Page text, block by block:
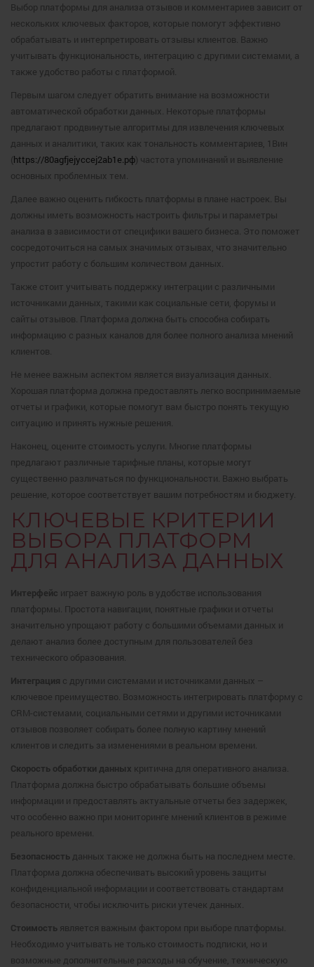
Выбор платформы для анализа отзывов и комментариев зависит от
нескольких ключевых факторов, которые помогут эффективно
обрабатывать и интерпретировать отзывы клиентов. Важно
учитывать функциональность, интеграцию с другими системами, а
также удобство работы с платформой.
Первым шагом следует обратить внимание на возможности
автоматической обработки данных. Некоторые платформы
предлагают продвинутые алгоритмы для извлечения ключевых
данных и аналитики, таких как тональность комментариев, 1Вин
(https://80agfjejyccej2ab1e.рф) частота упоминаний и выявление
основных проблемных тем.
Далее важно оценить гибкость платформы в плане настроек. Вы
должны иметь возможность настроить фильтры и параметры
анализа в зависимости от специфики вашего бизнеса. Это поможет
сосредоточиться на самых значимых отзывах, что значительно
упростит работу с большим количеством данных.
Также стоит учитывать поддержку интеграции с различными
источниками данных, такими как социальные сети, форумы и
сайты отзывов. Платформа должна быть способна собирать
информацию с разных каналов для более полного анализа мнений
клиентов.
Не менее важным аспектом является визуализация данных.
Хорошая платформа должна предоставлять легко воспринимаемые
отчеты и графики, которые помогут вам быстро понять текущую
ситуацию и принять нужные решения.
Наконец, оцените стоимость услуги. Многие платформы
предлагают различные тарифные планы, которые могут
существенно различаться по функциональности. Важно выбрать
решение, которое соответствует вашим потребностям и бюджету.
КЛЮЧЕВЫЕ КРИТЕРИИ
ВЫБОРА ПЛАТФОРМ
ДЛЯ АНАЛИЗА ДАННЫХ
Интерфейс играет важную роль в удобстве использования
платформы. Простота навигации, понятные графики и отчеты
значительно упрощают работу с большими объемами данных и
делают анализ более доступным для пользователей без
технического образования.
Интеграция с другими системами и источниками данных –
ключевое преимущество. Возможность интегрировать платформу с
CRM-системами, социальными сетями и другими источниками
отзывов позволяет собирать более полную картину мнений
клиентов и следить за изменениями в реальном времени.
Скорость обработки данных критична для оперативного анализа.
Платформа должна быстро обрабатывать большие объемы
информации и предоставлять актуальные отчеты без задержек,
что особенно важно при мониторинге мнений клиентов в режиме
реального времени.
Безопасность данных также не должна быть на последнем месте.
Платформа должна обеспечивать высокий уровень защиты
конфиденциальной информации и соответствовать стандартам
безопасности, чтобы исключить риски утечек данных.
Стоимость является важным фактором при выборе платформы.
Необходимо учитывать не только стоимость подписки, но и
возможные дополнительные расходы на обучение, техническую